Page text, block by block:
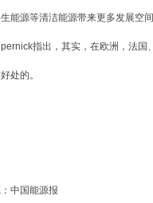
能源等清洁能源带来更多发展空间
指出，其实，在欧洲，法国、
处的。
中国能源报